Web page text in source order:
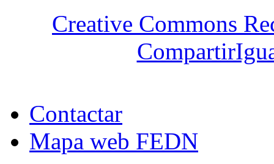
Creative Commons
Contactar
Mapa web FEDN